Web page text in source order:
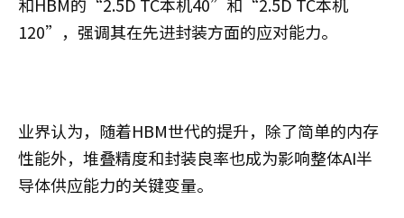
120”，强调其在先进封装方面的应对能力。
业界认为，随着HBM世代的提升，除了简单的内存
性能外，堆叠精度和封装良率也成为影响整体AI半
导体供应能力的关键变量。